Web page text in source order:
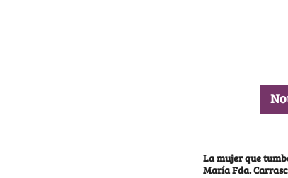
La mujer que
María Fda.